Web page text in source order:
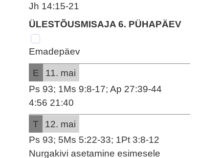
Jh 14:15-21
ÜLESTÕUSMISAJA 6. PÜHAPÄEV
Emadepäev
E
11. mai
Ps 93; 1Ms 9:8-17; Ap 27:39-44
4:56 21:40
T
12. mai
Ps 93; 5Ms 5:22-33; 1Pt 3:8-12
Nurgakivi asetamine esimesele